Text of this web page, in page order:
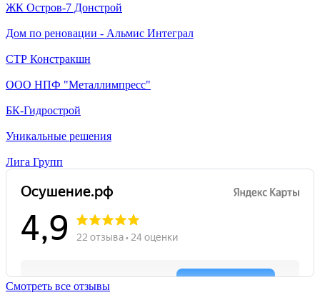
ЖК Остров-7 Донстрой
Дом по реновации - Альмис Интеграл
СТР Констракшн
ООО НПФ "Металлимпресс"
БК-Гидрострой
Уникальные решения
Лига Групп
Смотреть все отзывы